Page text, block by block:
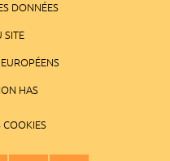
DONNÉES
SITE
HAS
COOKIES